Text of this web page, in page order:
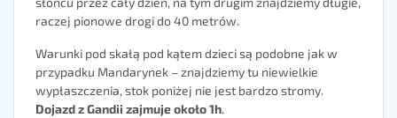
raczej pionowe drogi do 40 metrów.
Warunki pod skałą pod kątem dzieci są podobne jak w
przypadku Mandarynek – znajdziemy tu niewielkie
wypłaszczenia, stok poniżej nie jest bardzo stromy.
Dojazd z Gandii zajmuje około 1h.